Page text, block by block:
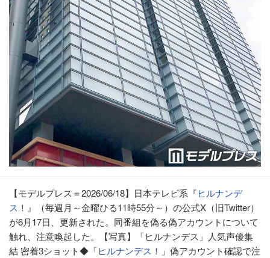
【モデルプレス＝2026/06/18】日本テレビ系『ヒルナンデ
ス！ 』（毎週月～金曜ひる11時55分～）の公式X（旧Twitter）
が6月17日、更新された。同番組を偽る偽アカウントについて
触れ、注意喚起した。【写真】「ヒルナンデス」人気声優集
結 密着3ショット◆「ヒルナンデス！ 」偽アカウント確認で注